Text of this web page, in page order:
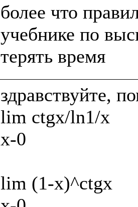
более что
учебнике по
здравствуйте,
lim ctgx/ln1/x
x-0
lim (1-x)^ctgx